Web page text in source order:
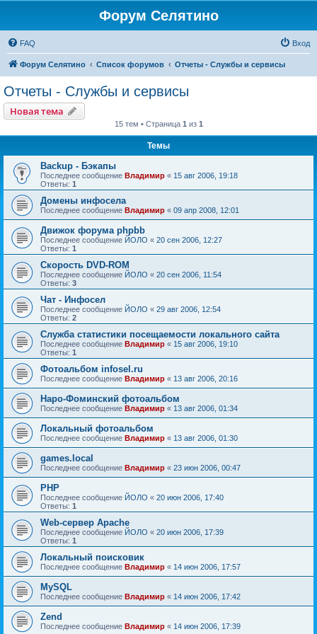
Форум Селятино
FAQ Вход
Форум Селятино Список форумов Отчеты - Службы и сервисы
Отчеты - Службы и сервисы
Новая тема
15 тем • Страница 1 из 1
Темы
Backup - Бэкапы
Последнее сообщение Владимир « 15 авг 2006, 19:18
Ответы: 1
Домены инфосела
Последнее сообщение Владимир « 09 апр 2008, 12:01
Движок форума phpbb
Последнее сообщение ЙОЛО « 20 сен 2006, 12:27
Ответы: 1
Скорость DVD-ROM
Последнее сообщение ЙОЛО « 20 сен 2006, 11:54
Ответы: 3
Чат - Инфосел
Последнее сообщение ЙОЛО « 29 авг 2006, 12:54
Ответы: 2
Служба статистики посещаемости локального сайта
Последнее сообщение Владимир « 15 авг 2006, 19:10
Ответы: 1
Фотоальбом infosel.ru
Последнее сообщение Владимир « 13 авг 2006, 20:16
Наро-Фоминский фотоальбом
Последнее сообщение Владимир « 13 авг 2006, 01:34
Локальный фотоальбом
Последнее сообщение Владимир « 13 авг 2006, 01:30
games.local
Последнее сообщение Владимир « 23 июн 2006, 00:47
PHP
Последнее сообщение ЙОЛО « 20 июн 2006, 17:40
Ответы: 1
Web-сервер Apache
Последнее сообщение ЙОЛО « 20 июн 2006, 17:39
Ответы: 1
Локальный поисковик
Последнее сообщение Владимир « 14 июн 2006, 17:57
MySQL
Последнее сообщение Владимир « 14 июн 2006, 17:42
Zend
Последнее сообщение Владимир « 14 июн 2006, 17:39